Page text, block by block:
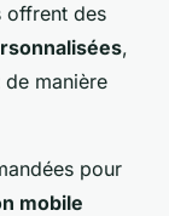
offrent des
,
de manière
pour
mobile